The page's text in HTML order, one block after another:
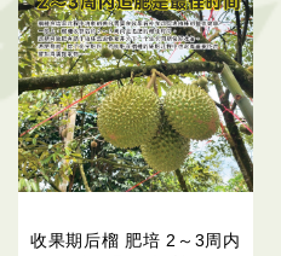
收果期后榴 肥培 2～3周内